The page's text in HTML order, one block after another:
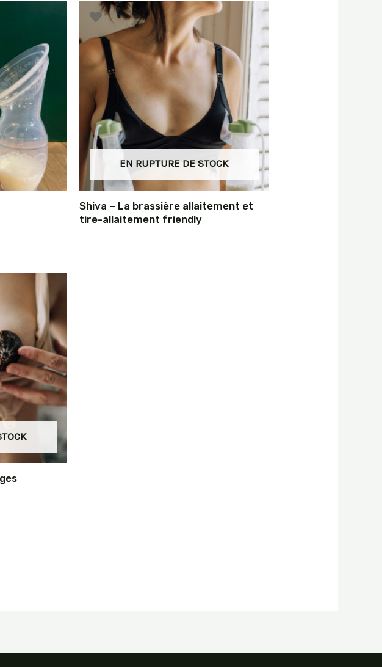
EN RUPTURE DE STOCK
Shiva – La brassière allaitement et
tire-allaitement friendly